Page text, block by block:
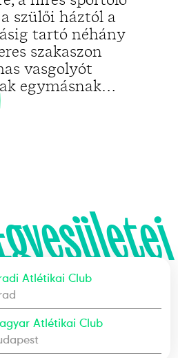
szülői háztól a
tartó néhány
szakaszon
vasgolyót
egymásnak…
Atlétikai Club
Atlétikai Club